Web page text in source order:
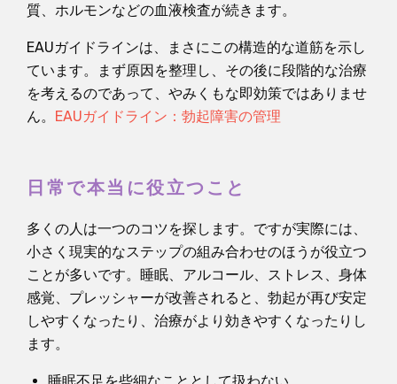
質、ホルモンなどの血液検査が続きます。
EAUガイドラインは、まさにこの構造的な道筋を示し
ています。まず原因を整理し、その後に段階的な治療
を考えるのであって、やみくもな即効策ではありませ
ん。 EAUガイドライン：勃起障害の管理
日常で本当に役立つこと
多くの人は一つのコツを探します。ですが実際には、
小さく現実的なステップの組み合わせのほうが役立つ
ことが多いです。睡眠、アルコール、ストレス、身体
感覚、プレッシャーが改善されると、勃起が再び安定
しやすくなったり、治療がより効きやすくなったりし
ます。
睡眠不足を些細なこととして扱わない